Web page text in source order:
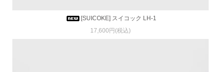
[SUICOKE] スイコック LH-1
17,600円(税込)